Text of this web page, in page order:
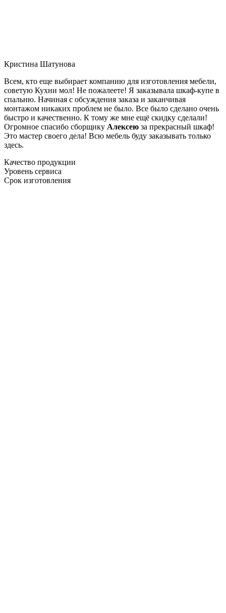
Кристина Шатунова
Всем, кто еще выбирает компанию для изготовления мебели,
советую Кухни мол! Не пожалеете! Я заказывала шкаф-купе в
спальню. Начиная с обсуждения заказа и заканчивая
монтажом никаких проблем не было. Все было сделано очень
быстро и качественно. К тому же мне ещё скидку сделали!
Огромное спасибо сборщику Алексею за прекрасный шкаф!
Это мастер своего дела! Всю мебель буду заказывать только
здесь.
Качество продукции
Уровень сервиса
Срок изготовления